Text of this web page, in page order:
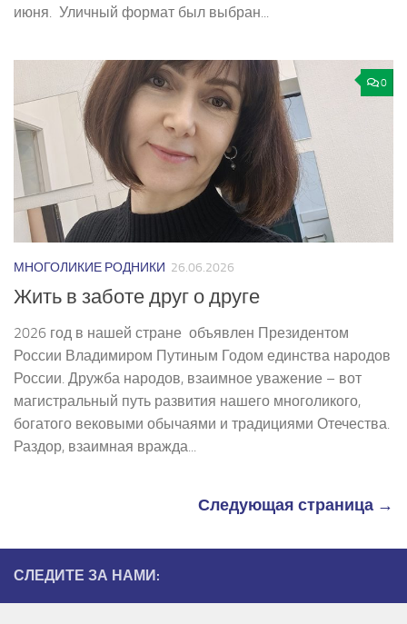
июня. Уличный формат был выбран...
0
МНОГОЛИКИЕ РОДНИКИ 26.06.2026
Жить в заботе друг о друге
2026 год в нашей стране объявлен Президентом
России Владимиром Путиным Годом единства народов
России. Дружба народов, взаимное уважение – вот
магистральный путь развития нашего многоликого,
богатого вековыми обычаями и традициями Отечества.
Раздор, взаимная вражда...
Следующая страница →
СЛЕДИТЕ ЗА НАМИ: